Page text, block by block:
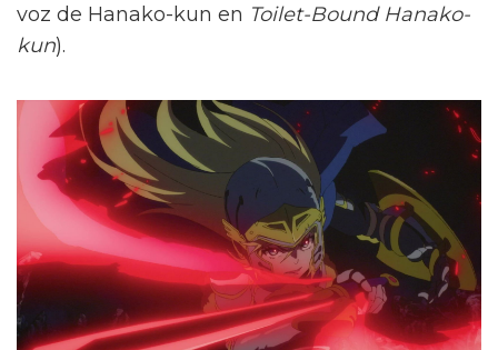
voz de Hanako-kun en Toilet-Bound Hanako-
kun).